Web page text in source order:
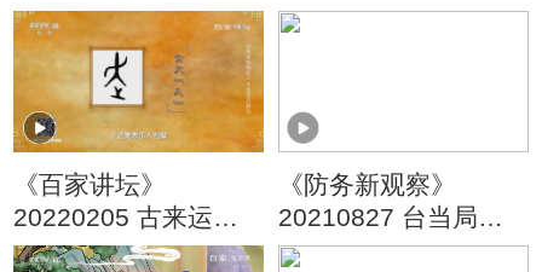
《百家讲坛》
20220205 古来运动
有达人 3 走可及奔马
《防务新观察》
20210827 台当局欲
斥巨资造导弹 日议员